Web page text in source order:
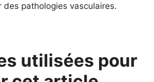
des pathologies vasculaires.
utilisées pour